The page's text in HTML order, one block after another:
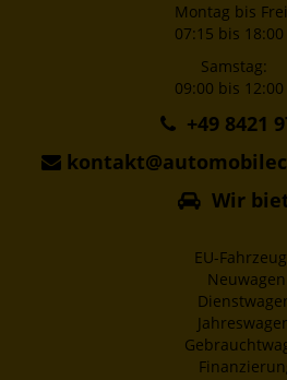
Montag bis
07:15 bis
Samstag:
09:00 bis
+49 8421
Wir
EU-
Neuwagen